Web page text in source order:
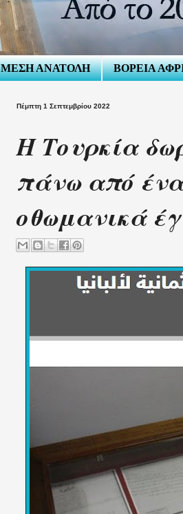
ΜΕΣΗ ΑΝΑΤΟΛΗ ΒΟΡΕΙΑ
Πέμπτη 1 Σεπτεμβρίου 2022
Η Τουρκία
πάνω από
οθωμανικά